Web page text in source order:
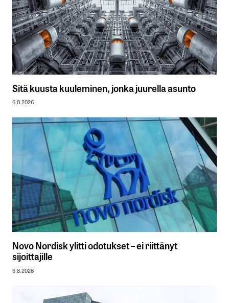
Sitä kuusta kuuleminen, jonka juurella asunto
6.8.2026
Novo Nordisk ylitti odotukset – ei riittänyt
sijoittajille
6.8.2026